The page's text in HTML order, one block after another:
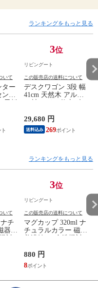
ランキングをもっと見る
いて
ター
ト
ッ
掃
器
3位
リビングート
この販売店の送料について
デスクワゴン 3段 幅
41cm 天然木 アルダ
ワゴン 袖机 収納 キ
ャスター付き ワゴン
脇机 シンプル デス
し 小物収納 木製 木
29,680 円
送料込み 269
ランキングをもっと見る
いて
チ
器
皿
製
ケ
3位
リビングート
この販売店の送料について
マグカップ 320ml ナ
チュラルカラー 磁器
マグ コップ カップ
コーヒー 紅茶 珈琲
カフェオレ ミルク
880 円
8